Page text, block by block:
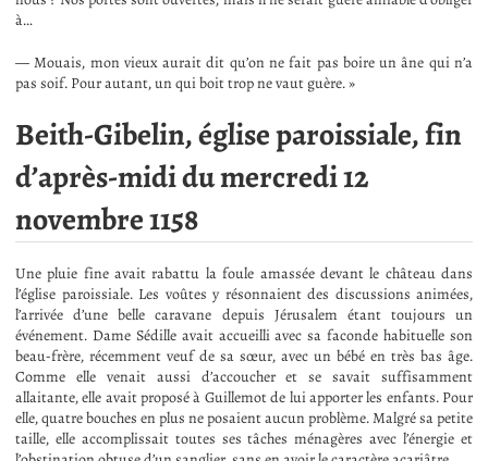
à…
— Mouais, mon vieux aurait dit qu’on ne fait pas boire un âne qui n’a
pas soif. Pour autant, un qui boit trop ne vaut guère. »
Beith-Gibelin, église paroissiale, fin
d’après-midi du mercredi 12
novembre 1158
Une pluie fine avait rabattu la foule amassée devant le château dans
l’église paroissiale. Les voûtes y résonnaient des discussions animées,
l’arrivée d’une belle caravane depuis Jérusalem étant toujours un
événement. Dame Sédille avait accueilli avec sa faconde habituelle son
beau-frère, récemment veuf de sa sœur, avec un bébé en très bas âge.
Comme elle venait aussi d’accoucher et se savait suffisamment
allaitante, elle avait proposé à Guillemot de lui apporter les enfants. Pour
elle, quatre bouches en plus ne posaient aucun problème. Malgré sa petite
taille, elle accomplissait toutes ses tâches ménagères avec l’énergie et